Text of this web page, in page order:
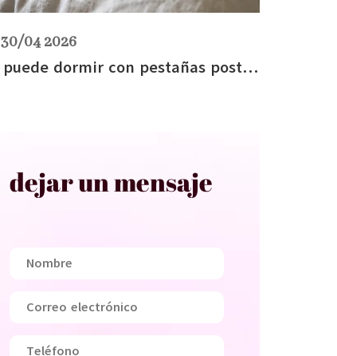
30/04 2026
¿Se puede dormir con pestañas postizas? Consejos para el cuidado de las pestañas postizas cuando se llevan puestas durante la noche
dejar un mensaje